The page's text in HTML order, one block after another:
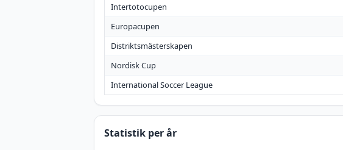
Intertotocupen
Europacupen
Distriktsmästerskapen
Nordisk Cup
International Soccer League
Statistik per år